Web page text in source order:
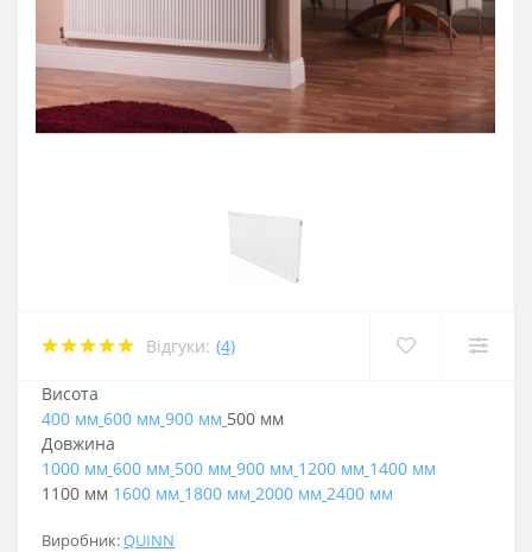
Відгуки: (4)
Виробник:QUINN
Висота
400 мм 600 мм 900 мм 500 мм
Довжина
1000 мм 600 мм 500 мм 900 мм 1200 мм 1400 мм
1100 мм 1600 мм 1800 мм 2000 мм 2400 мм